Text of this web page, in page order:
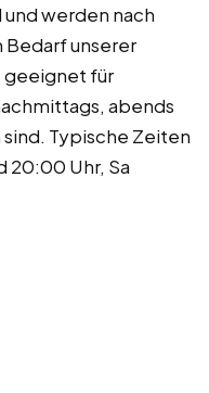
werden nach
unserer
geeignet für
abends
Typische Zeiten
20:00 Uhr, Sa